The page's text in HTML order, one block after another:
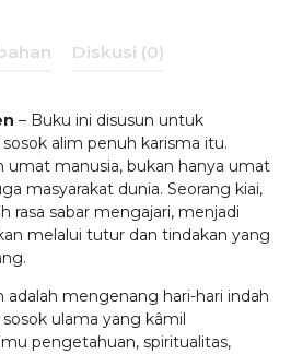
Diskusi (0)
– Buku ini disusun untuk
alim penuh karisma itu.
umat manusia, bukan hanya umat
masyarakat dunia. Seorang kiai,
rasa sabar mengajari, menjadi
melalui tutur dan tindakan yang
mengenang hari-hari indah
ulama yang kâmil
pengetahuan, spiritualitas,